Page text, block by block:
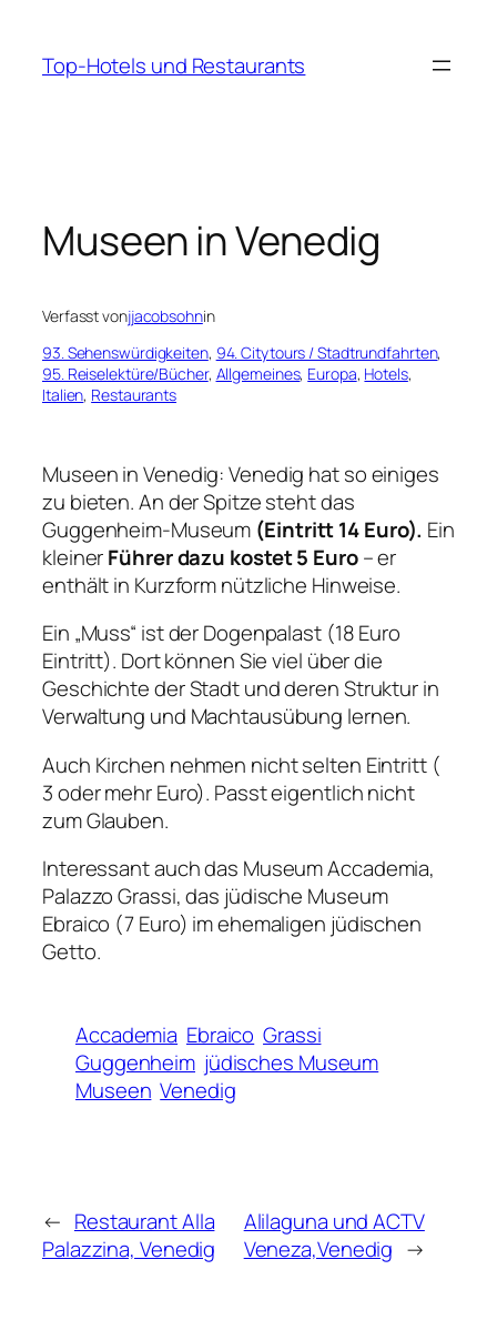
springen
Top-Hotels und Restaurants
Museen in Venedig
Verfasst vonjjacobsohnin
93. Sehenswürdigkeiten, 94. Citytours / Stadtrundfahrten
95. Reiselektüre/Bücher, Allgemeines, Europa, Hotels
Italien, Restaurants
Museen in Venedig: Venedig hat so einiges
zu bieten. An der Spitze steht das
Guggenheim-Museum (Eintritt 14 Euro). Ein
kleinerFührer dazu kostet 5 Euro– er
enthält in Kurzform nützliche Hinweise.
Ein „Muss“ ist der Dogenpalast (18 Euro
Eintritt). Dort können Sie viel über die
Geschichte der Stadt und deren Struktur in
Verwaltung und Machtausübung lernen.
Auch Kirchen nehmen nicht selten Eintritt (
3 oder mehr Euro). Passt eigentlich nicht
zum Glauben.
Interessant auch das Museum Accademia,
Palazzo Grassi, das jüdische Museum
Ebraico (7 Euro) im ehemaligen jüdischen
Getto.
Accademia Ebraico Grassi
Guggenheim jüdisches Museum
Museen Venedig
← Restaurant Alla
Palazzina, Venedig
Alilaguna und ACTV
Veneza,Venedig →